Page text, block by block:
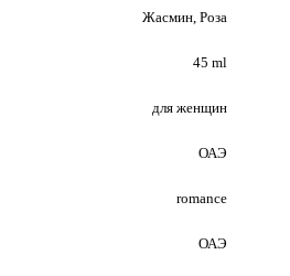
Жасмин, Роза
45 ml
для женщин
ОАЭ
romance
ОАЭ